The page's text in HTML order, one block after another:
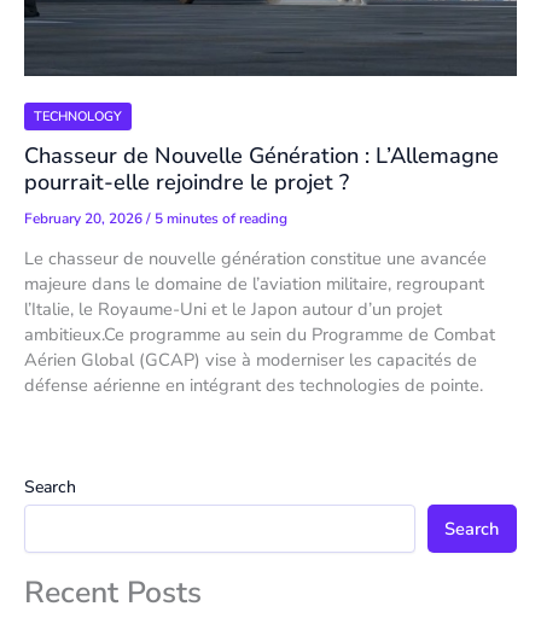
TECHNOLOGY
Chasseur de Nouvelle Génération : L’Allemagne
pourrait-elle rejoindre le projet ?
February 20, 2026/ 5 minutes of reading
Le chasseur de nouvelle génération constitue une avancée
majeure dans le domaine de l’aviation militaire, regroupant
l’Italie, le Royaume-Uni et le Japon autour d’un projet
ambitieux.Ce programme au sein du Programme de Combat
Aérien Global (GCAP) vise à moderniser les capacités de
défense aérienne en intégrant des technologies de pointe.
Search
Search
Recent Posts